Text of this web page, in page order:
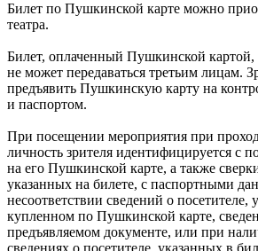
Билет по Пушкинской карте можно
театра.
Билет, оплаченный Пушкинской
не может передаваться третьим лицам.
предъявить Пушкинскую карту на
и паспортом.
При посещении мероприятия при
личность зрителя идентифицируется с
на его Пушкинской карте, а также
указанных на билете, с паспортными
несоответствии сведений о посетителе,
купленном по Пушкинской карте,
предъявляемом документе, или при
сведениях о посетителе, указанных в